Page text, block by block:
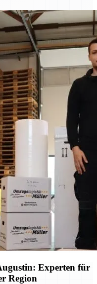
Experten für
Region